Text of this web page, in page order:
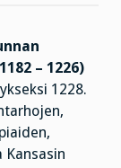
– 1226)
1228.
Kansasin